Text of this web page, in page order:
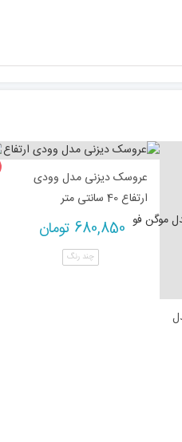
عروسک دیزنی مدل وودی
ارتفاع 40 سانتی متر
680,850 تومان
چند رنگ